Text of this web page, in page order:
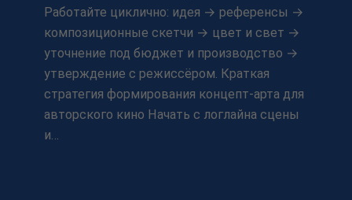
Работайте циклично: идея → референсы →
композиционные скетчи → цвет и свет →
уточнение под бюджет и производство →
утверждение с режиссёром. Краткая
стратегия формирования концепт-арта для
авторского кино Начать с логлайна сцены
и…